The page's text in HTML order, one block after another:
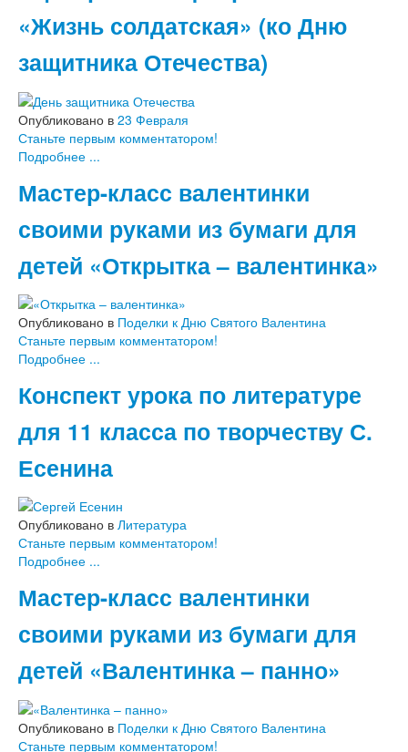
Математика
Окружающий мир, экология
Русский язык, письмо
Классные часы, внеклассные мероприятия
Работа с родителями
Средняя и старшая школа
Сценарии праздников в школе
1 сентября - День знаний
Праздник осени
Новый год, Рождество
23 Февраля
8 Марта
9 Мая - День Победы
Спортивные праздники
Последний звонок, Выпускной вечер
Другие праздники
Конспекты уроков в школе
Биология
ИЗО, технология, труд
Литература
Математика
Классные часы, внеклассные мероприятия
Работа с родителями
Праздники, досуг
Спорт, туризм
Детский мастер-класс
Аппликации
Объемные поделки из бумаги
Разные поделки
Поделки из ниток
Поделки из ткани
Поделки к праздникам
Поделки к Новому году
«Жизнь солдатская» (ко Дню
защитника Отечества)
Опубликовано в 23 Февраля
Станьте первым комментатором!
Подробнее ...
Мастер-класс валентинки
своими руками из бумаги для
детей «Открытка – валентинка»
Опубликовано в Поделки к Дню Святого Валентина
Станьте первым комментатором!
Подробнее ...
Конспект урока по литературе
для 11 класса по творчеству С.
Есенина
Опубликовано в Литература
Станьте первым комментатором!
Подробнее ...
Мастер-класс валентинки
своими руками из бумаги для
детей «Валентинка – панно»
Опубликовано в Поделки к Дню Святого Валентина
Станьте первым комментатором!